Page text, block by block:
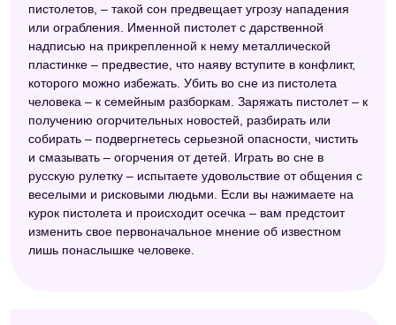
Сонник Азара
Новейший сонник
Сонник толкование снов
Сонник Хассе
Большой сонник (Наталья Степанова)
Электронный сонник
Сонник толкователь снов
Сонник значение снов
пистолетов, – такой сон предвещает угрозу нападения
или ограбления. Именной пистолет с дарственной
надписью на прикрепленной к нему металлической
пластинке – предвестие, что наяву вступите в конфликт,
которого можно избежать. Убить во сне из пистолета
человека – к семейным разборкам. Заряжать пистолет – к
получению огорчительных новостей, разбирать или
собирать – подвергнетесь серьезной опасности, чистить
и смазывать – огорчения от детей. Играть во сне в
русскую рулетку – испытаете удовольствие от общения с
веселыми и рисковыми людьми. Если вы нажимаете на
курок пистолета и происходит осечка – вам предстоит
изменить свое первоначальное мнение об известном
лишь понаслышке человеке.